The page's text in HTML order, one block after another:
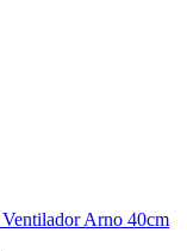
Arno 40cm